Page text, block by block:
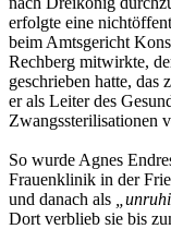
erfolgte eine
beim Amtsgericht
Rechberg mitwirkte,
geschrieben hatte,
er als Leiter des
Zwangssterilisationen
So wurde Agnes
Frauenklinik in der
und danach als
Dort verblieb sie bis